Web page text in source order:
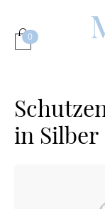
0
in Silber